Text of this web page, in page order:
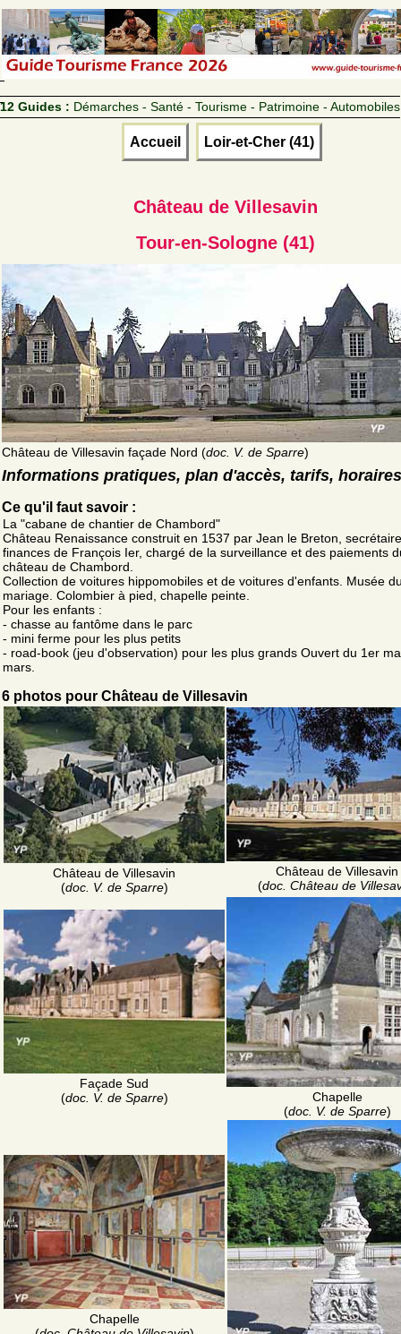
12 Guides : Démarches - Santé - Tourisme - Patrimoine - Automobiles
Accueil Loir-et-Cher (41)
Château de Villesavin
Tour-en-Sologne (41)
Château de Villesavin façade Nord (doc. V. de Sparre)
Informations pratiques, plan d'accès, tarifs, horaires
Ce qu'il faut savoir :
La "cabane de chantier de Chambord"
Château Renaissance construit en 1537 par Jean le Breton,
finances de François Ier, chargé de la surveillance et des paiements
château de Chambord.
Collection de voitures hippomobiles et de voitures d'enfants. Musée
mariage. Colombier à pied, chapelle peinte.
Pour les enfants :
- chasse au fantôme dans le parc
- mini ferme pour les plus petits
- road-book (jeu d'observation) pour les plus grands Ouvert du 1er
mars.
6 photos pour Château de Villesavin
Château de Villesavin
(doc. V. de Sparre)
Château de Villesavin
(doc. Château de
Façade Sud
(doc. V. de Sparre)
Chapelle
(doc. V. de Sparre)
Chapelle